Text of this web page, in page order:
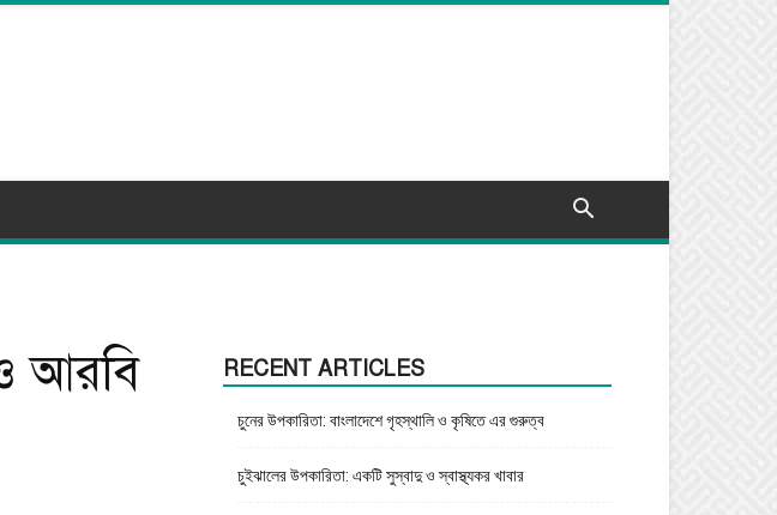
আরবি
RECENT ARTICLES
চুনের উপকারিতা: বাংলাদেশে গৃহস্থালি ও কৃষিতে এর গুরুত্ব
চুইঝালের উপকারিতা: একটি সুস্বাদু ও স্বাস্থ্যকর খাবার